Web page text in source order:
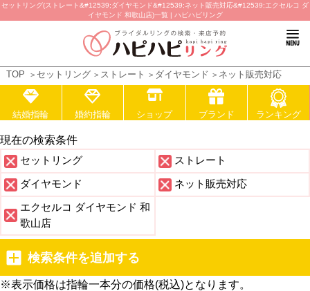
セットリング(ストレート&#12539;ダイヤモンド&#12539;ネット販売対応&#12539;エクセルコ ダ
イヤモンド 和歌山店)一覧 | ハピハピリング
TOP セットリング ストレート ダイヤモンド ネット販売対応
結婚指輪 婚約指輪 ショップ ブランド ランキング
現在の検索条件
セットリング ストレート
ダイヤモンド ネット販売対応
エクセルコ ダイヤモンド 和
歌山店
検索条件を追加する
※表示価格は指輪一本分の価格(税込)となります。